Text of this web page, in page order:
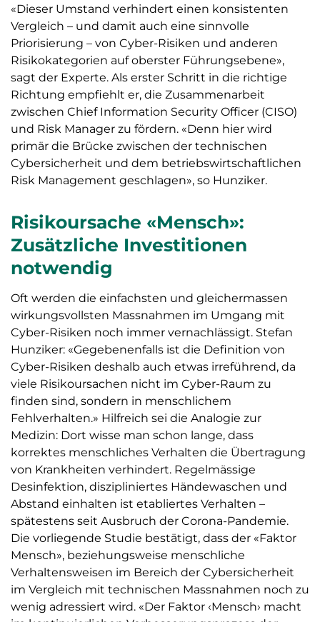
«Dieser Umstand verhindert einen konsistenten
Vergleich – und damit auch eine sinnvolle
Priorisierung – von Cyber-Risiken und anderen
Risikokategorien auf oberster Führungsebene»,
sagt der Experte. Als erster Schritt in die richtige
Richtung empfiehlt er, die Zusammenarbeit
zwischen Chief Information Security Officer (CISO)
und Risk Manager zu fördern. «Denn hier wird
primär die Brücke zwischen der technischen
Cybersicherheit und dem betriebswirtschaftlichen
Risk Management geschlagen», so Hunziker.
Risikoursache «Mensch»:
Zusätzliche Investitionen
notwendig
Oft werden die einfachsten und gleichermassen
wirkungsvollsten Massnahmen im Umgang mit
Cyber-Risiken noch immer vernachlässigt. Stefan
Hunziker: «Gegebenenfalls ist die Definition von
Cyber-Risiken deshalb auch etwas irreführend, da
viele Risikoursachen nicht im Cyber-Raum zu
finden sind, sondern in menschlichem
Fehlverhalten.» Hilfreich sei die Analogie zur
Medizin: Dort wisse man schon lange, dass
korrektes menschliches Verhalten die Übertragung
von Krankheiten verhindert. Regelmässige
Desinfektion, diszipliniertes Händewaschen und
Abstand einhalten ist etabliertes Verhalten –
spätestens seit Ausbruch der Corona-Pandemie.
Die vorliegende Studie bestätigt, dass der «Faktor
Mensch», beziehungsweise menschliche
Verhaltensweisen im Bereich der Cybersicherheit
im Vergleich mit technischen Massnahmen noch zu
wenig adressiert wird. «Der Faktor ‹Mensch› macht